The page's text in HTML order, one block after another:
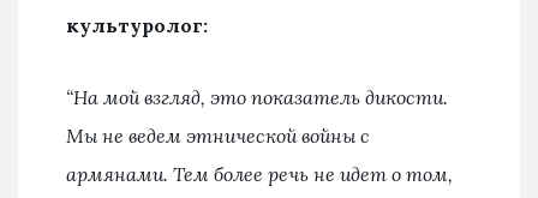
культуролог:
“На мой взгляд, это показатель дикости.
Мы не ведем этнической войны с
армянами. Тем более речь не идет о том,